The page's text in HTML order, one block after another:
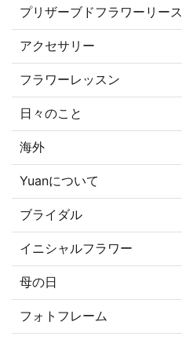
プリザーブドフラワーリース
アクセサリー
フラワーレッスン
日々のこと
海外
Yuanについて
ブライダル
イニシャルフラワー
母の日
フォトフレーム